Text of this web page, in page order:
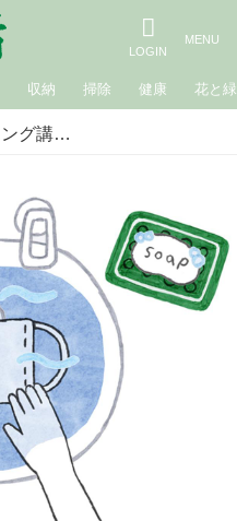
収納 掃除 健康 花と緑
ナチュラルクリーニング講師・本橋ひろえさんに教わる ナチュラルな洗浄剤でできる、私たちのコロナウイルス対策（3） 無添加石けんを使う、効果的な「布マスク」の洗い方